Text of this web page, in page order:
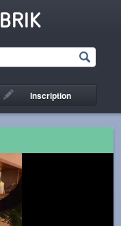
Inscription